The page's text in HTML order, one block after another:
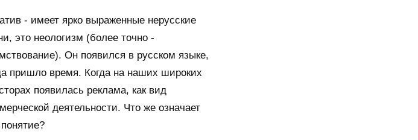
- имеет ярко выраженные нерусские
это неологизм (более точно -
Он появился в русском языке,
пришло время. Когда на наших широких
появилась реклама, как вид
деятельности. Что же означает